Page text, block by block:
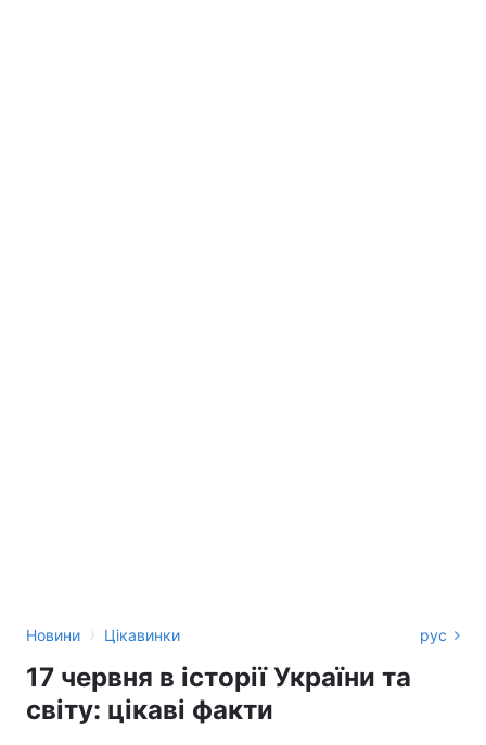
Новини › Цікавинки рус
17 червня в історії України та
світу: цікаві факти